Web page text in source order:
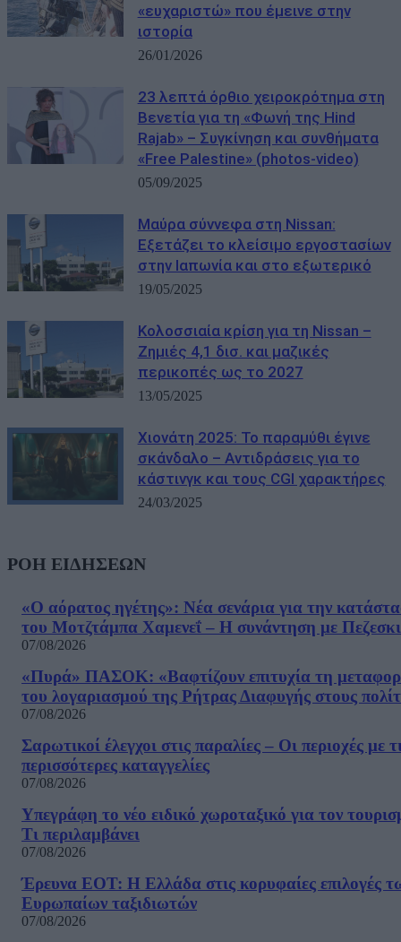
«ευχαριστώ» που έμεινε στην
ιστορία
26/01/2026
23 λεπτά όρθιο χειροκρότημα στη
Βενετία για τη «Φωνή της Hind
Rajab» – Συγκίνηση και συνθήματα
«Free Palestine» (photos-video)
05/09/2025
Μαύρα σύννεφα στη Nissan:
Εξετάζει το κλείσιμο εργοστασίων
στην Ιαπωνία και στο εξωτερικό
19/05/2025
Κολοσσιαία κρίση για τη Nissan –
Ζημιές 4,1 δισ. και μαζικές
περικοπές ως το 2027
13/05/2025
Χιονάτη 2025: Το παραμύθι έγινε
σκάνδαλο – Αντιδράσεις για το
κάστινγκ και τους CGI χαρακτήρες
24/03/2025
ΡΟΗ ΕΙΔΗΣΕΩΝ
«Ο αόρατος ηγέτης»: Νέα σενάρια για την
του Μοτζτάμπα Χαμενεΐ – Η συνάντηση με
07/08/2026
«Πυρά» ΠΑΣΟΚ: «Βαφτίζουν επιτυχία τη
του λογαριασμού της Ρήτρας Διαφυγής στους
07/08/2026
Σαρωτικοί έλεγχοι στις παραλίες – Οι περιοχές με
περισσότερες καταγγελίες
07/08/2026
Υπεγράφη το νέο ειδικό χωροταξικό για τον
Τι περιλαμβάνει
07/08/2026
Έρευνα ΕΟΤ: Η Ελλάδα στις κορυφαίες επιλογές
Ευρωπαίων ταξιδιωτών
07/08/2026